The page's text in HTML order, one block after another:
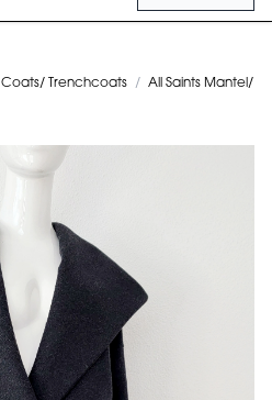
Coats/ Trenchcoats / All Saints Mantel/